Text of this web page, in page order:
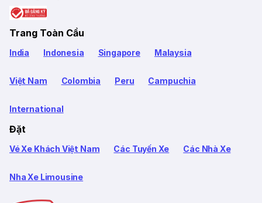
Trang Toàn Cầu
India Indonesia Singapore Malaysia
Việt Nam Colombia Peru Campuchia
International
Đặt
Vé Xe Khách Việt Nam Các Tuyến Xe Các Nhà Xe
Nha Xe Limousine